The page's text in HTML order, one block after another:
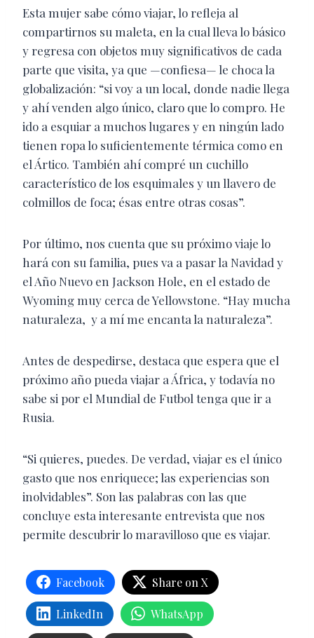
Esta mujer sabe cómo viajar, lo refleja al
compartirnos su maleta, en la cual lleva lo básico
y regresa con objetos muy significativos de cada
parte que visita, ya que —confiesa— le choca la
globalización: “si voy a un local, donde nadie llega
y ahí venden algo único, claro que lo compro. He
ido a esquiar a muchos lugares y en ningún lado
tienen ropa lo suficientemente térmica como en
el Ártico. También ahí compré un cuchillo
característico de los esquimales y un llavero de
colmillos de foca; ésas entre otras cosas”.
Por último, nos cuenta que su próximo viaje lo
hará con su familia, pues va a pasar la Navidad y
el Año Nuevo en Jackson Hole, en el estado de
Wyoming muy cerca de Yellowstone. “Hay mucha
naturaleza, y a mí me encanta la naturaleza”.
Antes de despedirse, destaca que espera que el
próximo año pueda viajar a África, y todavía no
sabe si por el Mundial de Futbol tenga que ir a
Rusia.
“Si quieres, puedes. De verdad, viajar es el único
gasto que nos enriquece; las experiencias son
inolvidables”. Son las palabras con las que
concluye esta interesante entrevista que nos
permite descubrir lo maravilloso que es viajar.
Facebook Share on X
LinkedIn WhatsApp